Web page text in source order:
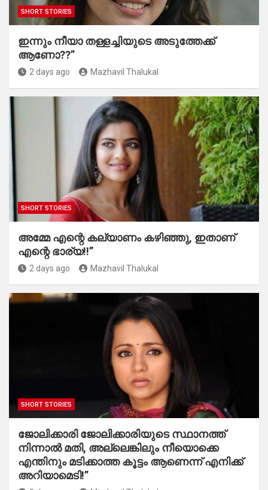
SHORT STORIES
ഇന്നും നീയാ തള്ളച്ചിയുടെ അടുത്തേക്ക്
ആണോ??”
2 days ago Mazhavil Thalukal
SHORT STORIES
അമ്മേ എന്റെ കല്യാണം കഴിഞ്ഞു, ഇതാണ്
എന്റെ ഭാര്യ!!”
2 days ago Mazhavil Thalukal
SHORT STORIES
ജോലിക്കാരി ജോലിക്കാരിയുടെ സ്ഥാനത്ത്
നിന്നാൽ മതി, അല്ലെങ്കിലും നീയൊക്കെ
എന്തിനും മടിക്കാത്ത കൂട്ടം ആണെന്ന് എനിക്ക്
അറിയാമെടി!”